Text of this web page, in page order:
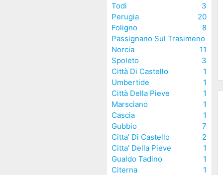
Todi
3
Perugia
20
Foligno
8
Passignano Sul Trasimeno
1
Norcia
1
Spoleto
3
Città Di Castello
1
Umbertide
1
Città Della Pieve
1
Marsciano
1
Cascia
1
Gubbio
7
Citta' Di Castello
2
Citta' Della Pieve
1
Gualdo Tadino
1
Citerna
1